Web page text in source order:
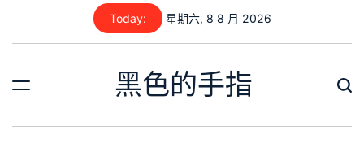
content
Today: 星期六, 8 8 月 2026
黑色的手指